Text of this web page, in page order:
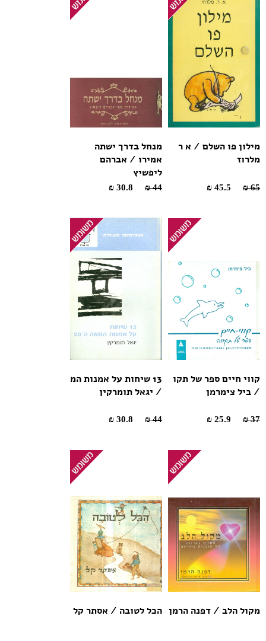
מילון פו השלם / א ר
מלרוז
65 ₪
מנחל בדרך ישתה
אמירו / אברהם
ליפשיץ
44 ₪
קווי חיים ספר של תקו
/ ביל צימרמן
37 ₪
13 שיחות על אמנות המ
/ יגאל תומרקין
44 ₪
מקול הלב / דפנה הרמן הכל לטובה / אסתר קל